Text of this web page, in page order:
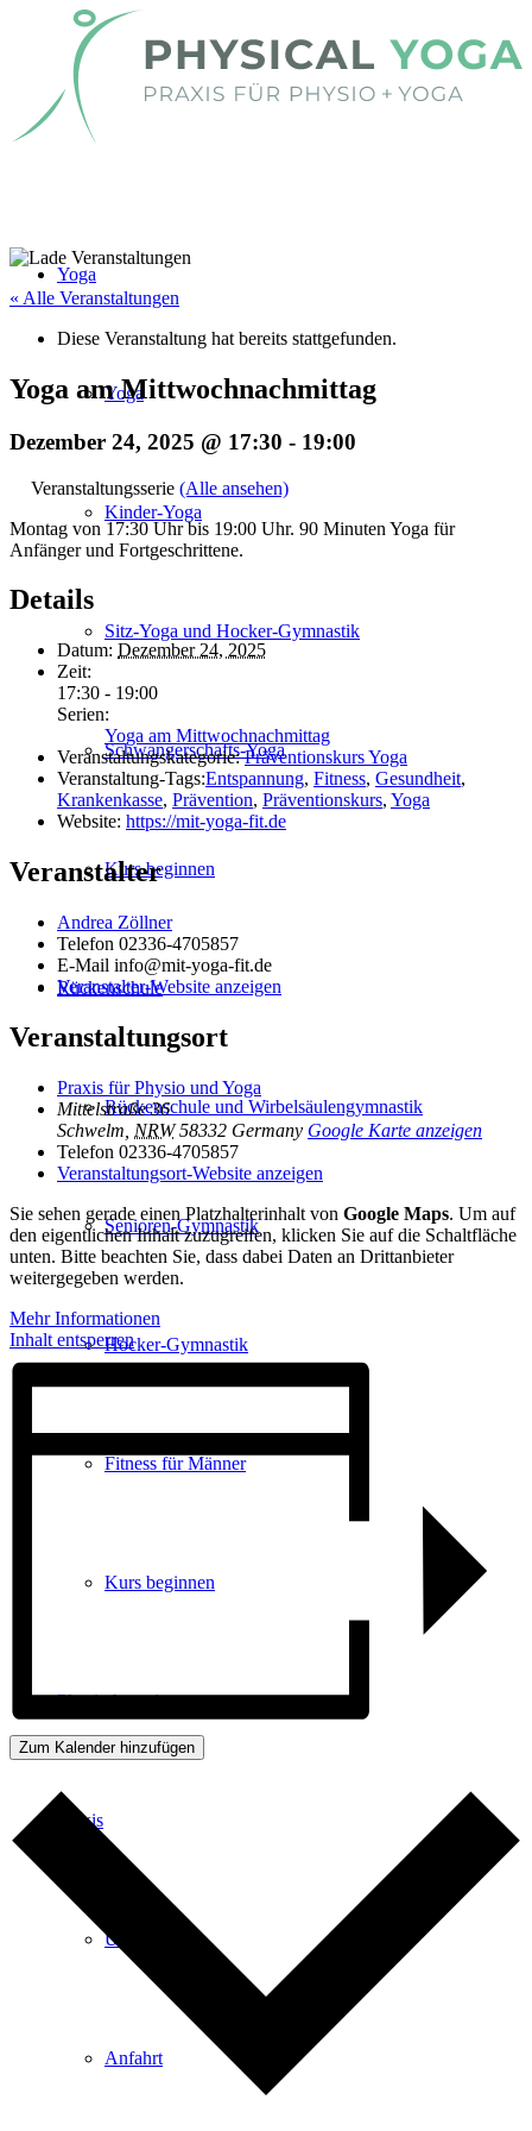
Yoga
Yoga
Kinder-Yoga
Sitz-Yoga und Hocker-Gymnastik
Schwanger­schafts-Yoga
Kurs beginnen
Rückenschule
Rückenschule und Wirbelsäulen­gymnastik
Senioren-Gymnastik
Hocker-Gymnastik
Fitness für Männer
Kurs beginnen
Physiotherapie
Praxis
Über Uns
Anfahrt
« Alle Veranstaltungen
Diese Veranstaltung hat bereits stattgefunden.
Yoga am Mittwochnachmittag
Dezember 24, 2025 @ 17:30 - 19:00
Veranstaltungsserie (Alle ansehen)
Montag von 17:30 Uhr bis 19:00 Uhr. 90 Minuten Yoga für
Anfänger und Fortgeschrittene.
Details
Datum: Dezember 24, 2025
Zeit:
17:30 - 19:00
Serien:
Yoga am Mittwochnachmittag
Veranstaltungskategorie: Präventionskurs Yoga
Veranstaltung-Tags:Entspannung, Fitness, Gesundheit,
Krankenkasse, Prävention, Präventionskurs, Yoga
Website: https://mit-yoga-fit.de
Veranstalter
Andrea Zöllner
Telefon 02336-4705857
E-Mail info@mit-yoga-fit.de
Veranstalter-Website anzeigen
Veranstaltungsort
Praxis für Physio und Yoga
Mittelstraße 36
Schwelm NRW 58332 Germany Google Karte anzeigen
Telefon 02336-4705857
Veranstaltungsort-Website anzeigen
Sie sehen gerade einen Platzhalterinhalt von Google Maps. Um auf
den eigentlichen Inhalt zuzugreifen, klicken Sie auf die Schaltfläche
unten. Bitte beachten Sie, dass dabei Daten an Drittanbieter
weitergegeben werden.
Mehr Informationen
Inhalt entsperren
Zum Kalender hinzufügen